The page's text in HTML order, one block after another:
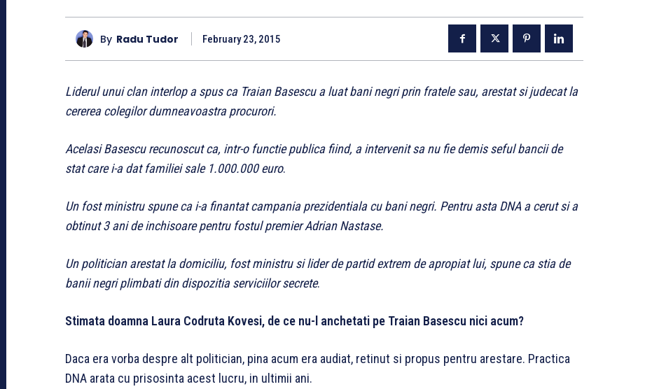
By Radu Tudor February 23, 2015
Liderul unui clan interlop a spus ca Traian Basescu a luat bani negri prin fratele sau, arestat si judecat la
cererea colegilor dumneavoastra procurori.
Acelasi Basescu recunoscut ca, intr-o functie publica fiind, a intervenit sa nu fie demis seful bancii de
stat care i-a dat familiei sale 1.000.000 euro.
Un fost ministru spune ca i-a finantat campania prezidentiala cu bani negri. Pentru asta DNA a cerut si a
obtinut 3 ani de inchisoare pentru fostul premier Adrian Nastase.
Un politician arestat la domiciliu, fost ministru si lider de partid extrem de apropiat lui, spune ca stia de
banii negri plimbati din dispozitia serviciilor secrete.
Stimata doamna Laura Codruta Kovesi, de ce nu-l anchetati pe Traian Basescu nici acum?
Daca era vorba despre alt politician, pina acum era audiat, retinut si propus pentru arestare. Practica
DNA arata cu prisosinta acest lucru, in ultimii ani.